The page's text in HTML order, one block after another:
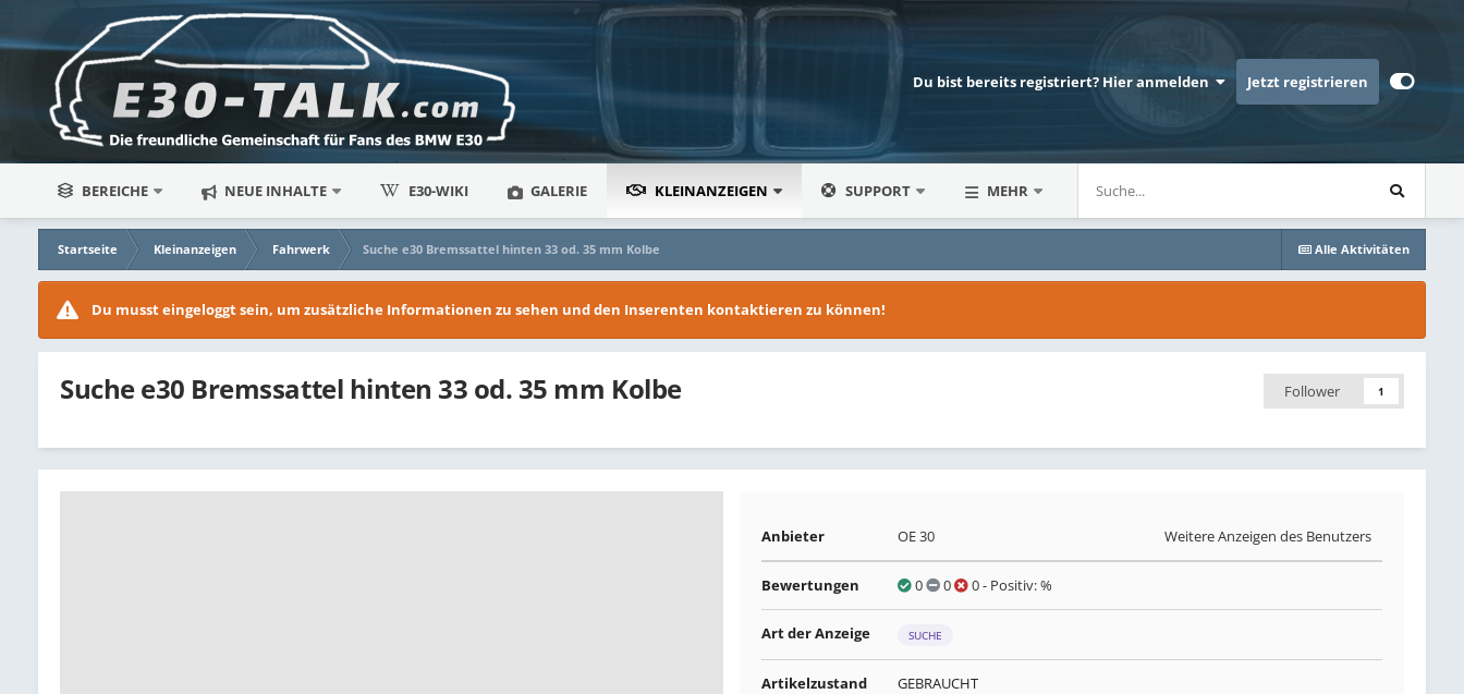
Du bist bereits registriert? Hier anmelden Jetzt registrieren
BEREICHE NEUE INHALTE E30-WIKI GALERIE KLEINANZEIGEN SUPPORT MEHR
Alle Aktivitäten
Startseite Kleinanzeigen Fahrwerk Suche e30 Bremssattel hinten 33 od. 35 mm Kolbe
Du musst eingeloggt sein, um zusätzliche Informationen zu sehen und den Inserenten kontaktieren zu können!
Follower 1
Suche e30 Bremssattel hinten 33 od. 35 mm Kolbe
Anbieter OE 30 Weitere Anzeigen des Benutzers
Bewertungen 0 0 0- Positiv: %
Art der Anzeige SUCHE
Artikelzustand GEBRAUCHT